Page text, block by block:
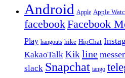
Android Apple Apple
facebookFacebook
Play hangouts hike HipChat
KakaoTalk Kik line
slack Snapchat tango